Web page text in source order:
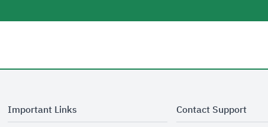
Important Links Contact Support